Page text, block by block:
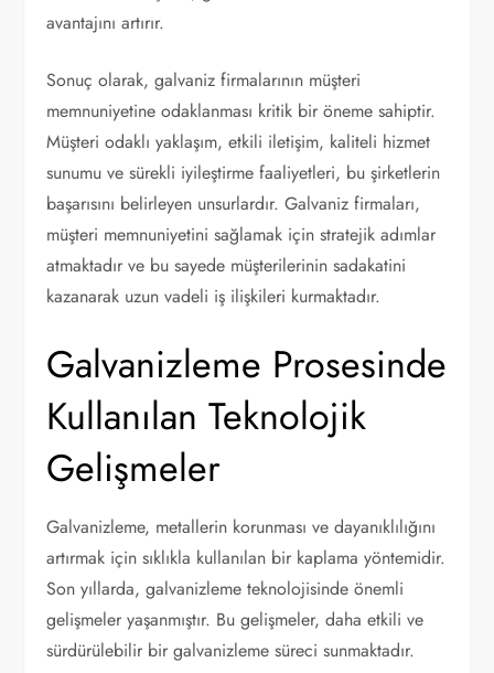
avantajını artırır.
Sonuç olarak, galvaniz firmalarının müşteri
memnuniyetine odaklanması kritik bir öneme sahiptir.
Müşteri odaklı yaklaşım, etkili iletişim, kaliteli hizmet
sunumu ve sürekli iyileştirme faaliyetleri, bu şirketlerin
başarısını belirleyen unsurlardır. Galvaniz firmaları,
müşteri memnuniyetini sağlamak için stratejik adımlar
atmaktadır ve bu sayede müşterilerinin sadakatini
kazanarak uzun vadeli iş ilişkileri kurmaktadır.
Galvanizleme Prosesinde
Kullanılan Teknolojik
Gelişmeler
Galvanizleme, metallerin korunması ve dayanıklılığını
artırmak için sıklıkla kullanılan bir kaplama yöntemidir.
Son yıllarda, galvanizleme teknolojisinde önemli
gelişmeler yaşanmıştır. Bu gelişmeler, daha etkili ve
sürdürülebilir bir galvanizleme süreci sunmaktadır.